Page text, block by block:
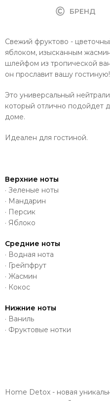
БРЕНД
Свежий фруктово -
яблоком, изысканным
шлейфом из тропической
он прославит вашу гостиную!
Это универсальный
который отлично подойдет
доме.
Идеален для гостиной.
Верхние ноты
· Зеленые ноты
· Мандарин
· Персик
· Яблоко
Средние ноты
· Водная нота
· Грейпфрут
· Жасмин
· Кокос
Нижние ноты
· Ваниль
· Фруктовые нотки
Home Detox - новая